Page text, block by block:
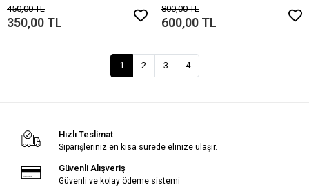
450,00 TL
350,00 TL
800,00 TL
600,00 TL
1 2 3 4
Hızlı Teslimat
Siparişleriniz en kısa sürede elinize ulaşır.
Güvenli Alışveriş
Güvenli ve kolay ödeme sistemi